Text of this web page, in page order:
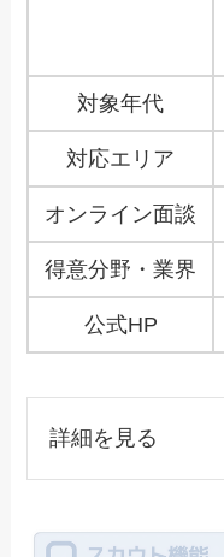
対象年代
対応エリア
オンライン面談
得意分野・業界
公式HP
詳細を見る